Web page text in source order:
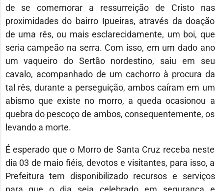
de se comemorar a ressurreição de Cristo nas
proximidades do bairro Ipueiras, através da doação
de uma rês, ou mais esclarecidamente, um boi, que
seria campeão na serra. Com isso, em um dado ano
um vaqueiro do Sertão nordestino, saiu em seu
cavalo, acompanhado de um cachorro à procura da
tal rês, durante a perseguição, ambos caíram em um
abismo que existe no morro, a queda ocasionou a
quebra do pescoço de ambos, consequentemente, os
levando a morte.
É esperado que o Morro de Santa Cruz receba neste
dia 03 de maio fiéis, devotos e visitantes, para isso, a
Prefeitura tem disponibilizado recursos e serviços